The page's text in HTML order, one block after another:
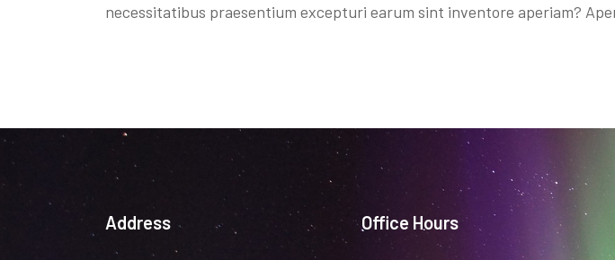
necessitatibus praesentium excepturi earum sint inventore aperiam?
Address Office Hours